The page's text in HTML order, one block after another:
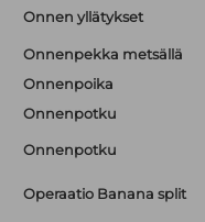
Onnen yllätykset
Onnenpekka metsällä
Onnenpoika
Onnenpotku
Onnenpotku
Operaatio Banana split